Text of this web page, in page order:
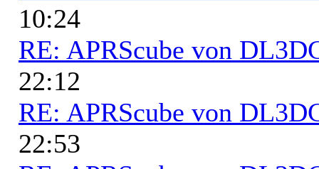
10:24
RE: APRScube von
22:12
RE: APRScube von
22:53